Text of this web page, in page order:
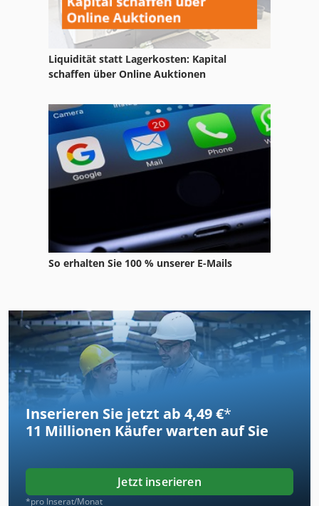
Liquidität statt Lagerkosten: Kapital
schaffen über Online Auktionen
So erhalten Sie 100 % unserer E-Mails
Inserieren Sie jetzt ab 4,49 €*
11 Millionen Käufer warten auf Sie
Jetzt inserieren
*pro Inserat/Monat